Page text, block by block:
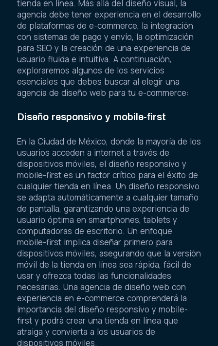
tienda en línea. Más allá del diseño visual, la
agencia debe tener experiencia en el desarrollo
de plataformas de e-commerce, la integración
con sistemas de pago y envío, la optimización
para SEO y la creación de una experiencia de
usuario fluida e intuitiva. A continuación,
exploraremos algunos de los servicios
esenciales que debes buscar al elegir una
agencia de diseño web para tu e-commerce:
Diseño responsivo y mobile-first
En la Ciudad de México, donde la mayoría de los
usuarios acceden a internet a través de
dispositivos móviles, el diseño responsivo y
mobile-first es un factor crítico para el éxito de
cualquier tienda en línea. Un diseño responsivo
se adapta automáticamente a cualquier tamaño
de pantalla, garantizando una experiencia de
usuario óptima en smartphones, tablets y
computadoras de escritorio. Un enfoque
mobile-first implica diseñar primero para
dispositivos móviles, asegurando que la versión
móvil de la tienda en línea sea rápida, fácil de
usar y ofrezca todas las funcionalidades
necesarias. Una agencia de diseño web con
experiencia en e-commerce comprenderá la
importancia del diseño responsivo y mobile-
first y podrá crear una tienda en línea que
atraiga y convierta a los usuarios de
dispositivos móviles.